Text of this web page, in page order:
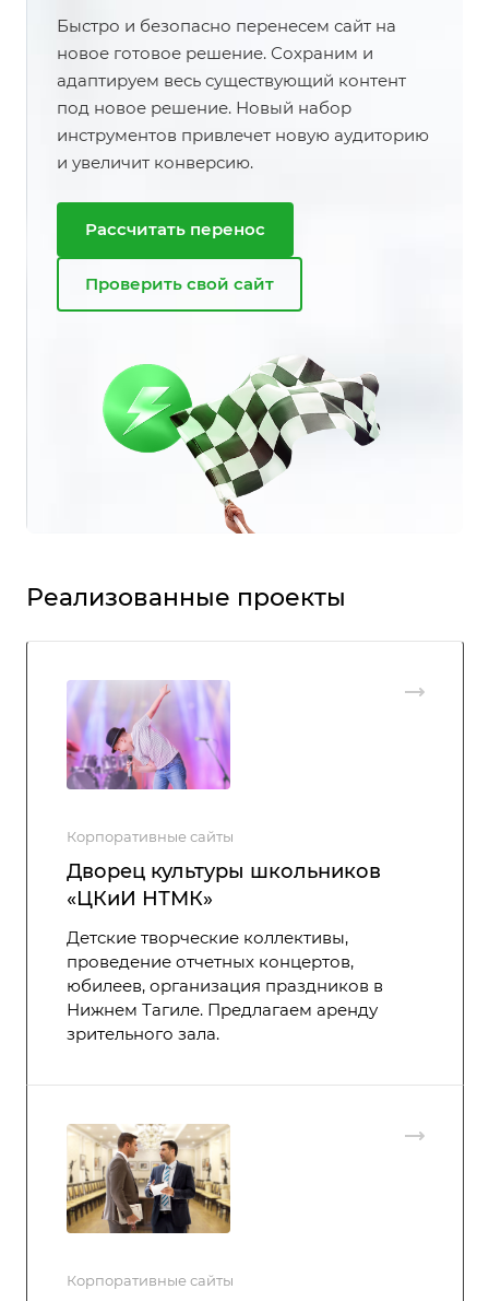
Быстро и безопасно перенесем сайт на
новое готовое решение. Сохраним и
адаптируем весь существующий контент
под новое решение. Новый набор
инструментов привлечет новую аудиторию
и увеличит конверсию.
Рассчитать перенос
Проверить свой сайт
Реализованные проекты
Корпоративные сайты
Дворец культуры школьников
«ЦКиИ НТМК»
Детские творческие коллективы,
проведение отчетных концертов,
юбилеев, организация праздников в
Нижнем Тагиле. Предлагаем аренду
зрительного зала.
Корпоративные сайты